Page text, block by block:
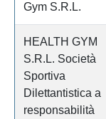
Gym S.R.L.
HEALTH GYM
S.R.L. Società
Sportiva
Dilettantistica a
responsabilità